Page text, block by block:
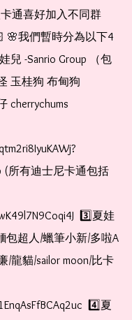
通喜好加入不同群
🌸我們暫時分為以下4
兒 -Sanrio Group （包
玉桂狗 布甸狗
cherrychums
(所有迪士尼卡通包括
3️⃣夏娃
包超人/蠟筆小新/多啦A
/龍貓/sailor moon/比卡
4️⃣夏